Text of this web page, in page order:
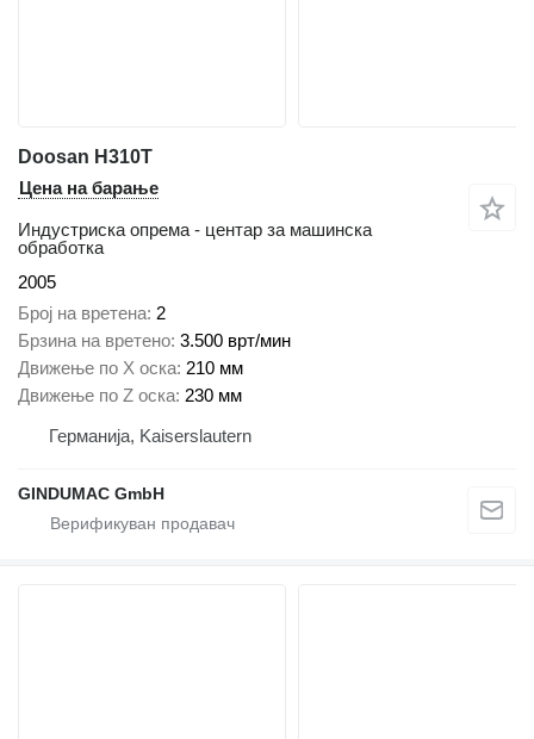
Doosan H310T
Цена на барање
Индустриска опрема - центар за машинска
обработка
2005
Број на вретена 2
Брзина на вретено 3.500 врт/мин
Движење по Х оска 210 мм
Движење по Z оска 230 мм
Германија, Kaiserslautern
GINDUMAC GmbH